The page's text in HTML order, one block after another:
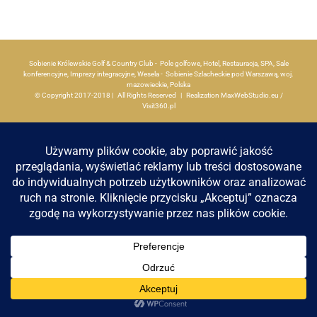
Aktualności
Sobienie Królewskie Golf & Country Club - Pole golfowe, Hotel, Restauracja, SPA, Sale
konferencyjne, Imprezy integracyjne, Wesela - Sobienie Szlacheckie pod Warszawą, woj.
mazowieckie, Polska
© Copyright 2017-2018 | All Rights Reserved | Realization MaxWebStudio.eu /
Visit360.pl